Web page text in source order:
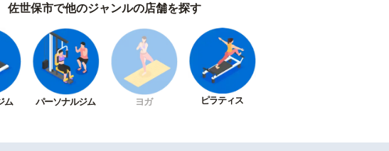
佐世保市で他のジャンルの店舗を探す
ム パーソナルジム ヨガ ピラティス